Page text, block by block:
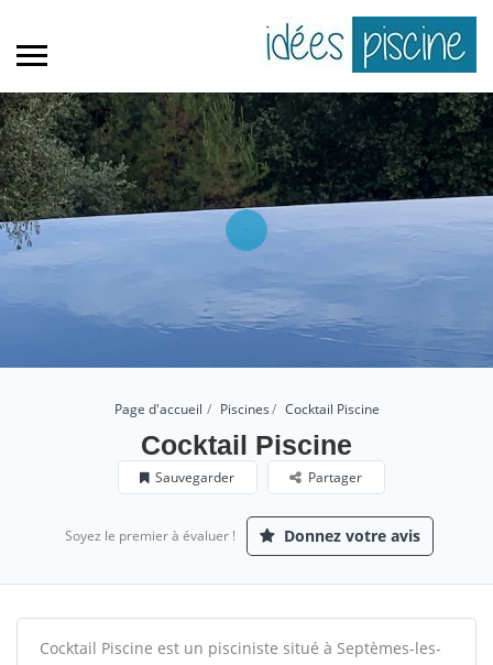
Page d'accueil Piscines Cocktail Piscine
Cocktail Piscine
Sauvegarder Partager
Soyez le premier à évaluer ! Donnez votre avis
Cocktail Piscine est un pisciniste situé à Septèmes-les-